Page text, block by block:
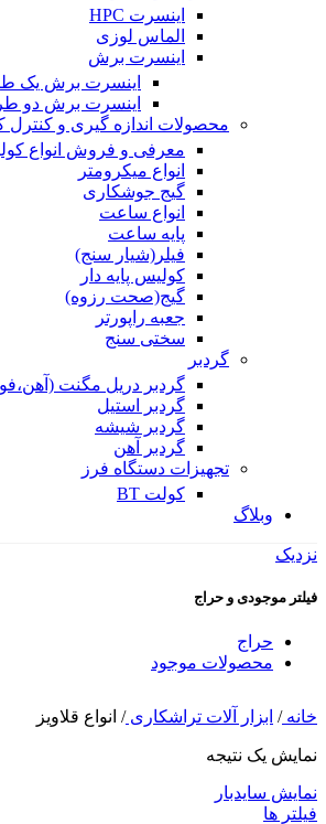
اینسرت HPC
الماس لوزی
اینسرت برش
اینسرت برش یک
اینسرت برش دو
محصولات اندازه گیری و کنترل
معرفی و فروش انواع
انواع میکرومتر
گیج جوشکاری
انواع ساعت
پایه ساعت
فیلر(شیار سنج)
کولیس پایه دار
گیج(صحت رزوه)
جعبه راپورتر
سختی سنج
گردبر
گردبر دریل مگنت
گردبر استیل
گردبر شیشه
گردبر آهن
تجهیزات دستگاه فرز
کولت BT
وبلاگ
نزدیک
فیلتر موجودی و حراج
حراج
محصولات موجود
خانه/ ابزار آلات تراشکاری/ انواع قلاویز
نمایش یک نتیجه
نمایش سایدبار
فیلتر ها